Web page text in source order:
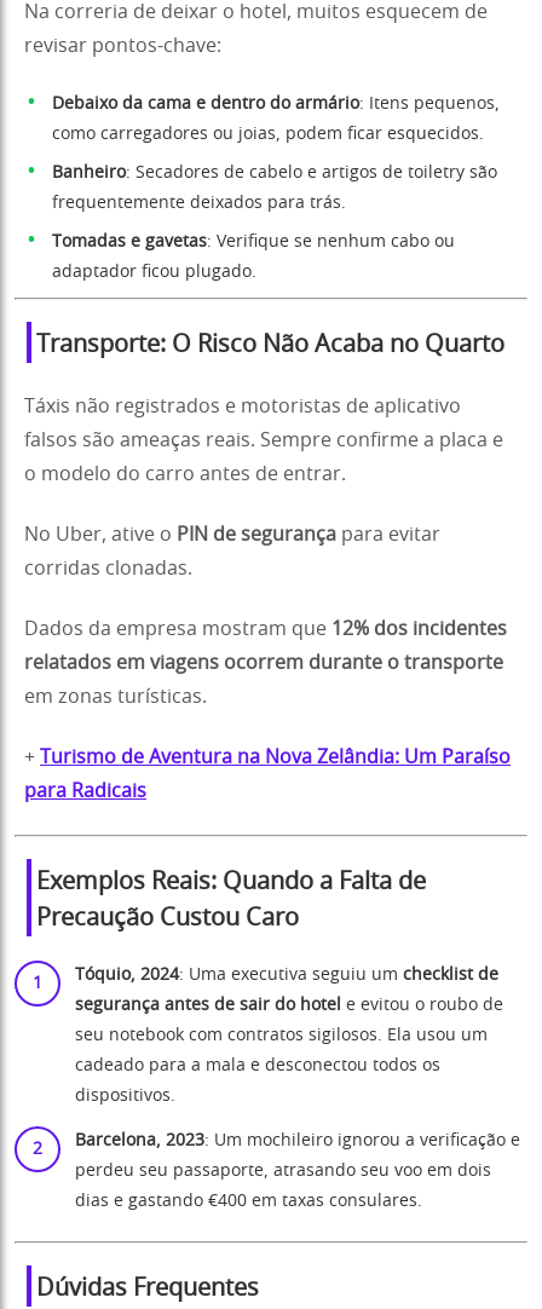
Na correria de deixar o hotel, muitos esquecem de
revisar pontos-chave:
Debaixo da cama e dentro do armário: Itens pequenos,
como carregadores ou joias, podem ficar esquecidos.
Banheiro: Secadores de cabelo e artigos de toiletry são
frequentemente deixados para trás.
Tomadas e gavetas: Verifique se nenhum cabo ou
adaptador ficou plugado.
Transporte: O Risco Não Acaba no Quarto
Táxis não registrados e motoristas de aplicativo
falsos são ameaças reais. Sempre confirme a placa e
o modelo do carro antes de entrar.
No Uber, ative o PIN de segurança para evitar
corridas clonadas.
Dados da empresa mostram que 12% dos incidentes
relatados em viagens ocorrem durante o transporte
em zonas turísticas.
+
Turismo de Aventura na Nova Zelândia: Um Paraíso
para Radicais
Exemplos Reais: Quando a Falta de
Precaução Custou Caro
Tóquio, 2024: Uma executiva seguiu um checklist de
segurança antes de sair do hotel e evitou o roubo de
seu notebook com contratos sigilosos. Ela usou um
cadeado para a mala e desconectou todos os
dispositivos.
Barcelona, 2023: Um mochileiro ignorou a verificação e
perdeu seu passaporte, atrasando seu voo em dois
dias e gastando €400 em taxas consulares.
Dúvidas Frequentes